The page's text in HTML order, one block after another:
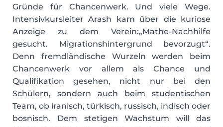
Gründe für Chancenwerk. Und viele Wege.
Intensivkursleiter Arash kam über die kuriose
Anzeige zu dem Verein:„Mathe-Nachhilfe
gesucht. Migrationshintergrund bevorzugt“.
Denn fremdländische Wurzeln werden beim
Chancenwerk vor allem als Chance und
Qualifikation gesehen, nicht nur bei den
Schülern, sondern auch beim studentischen
Team, ob iranisch, türkisch, russisch, indisch oder
bosnisch. Dem stetigen Wachstum will das